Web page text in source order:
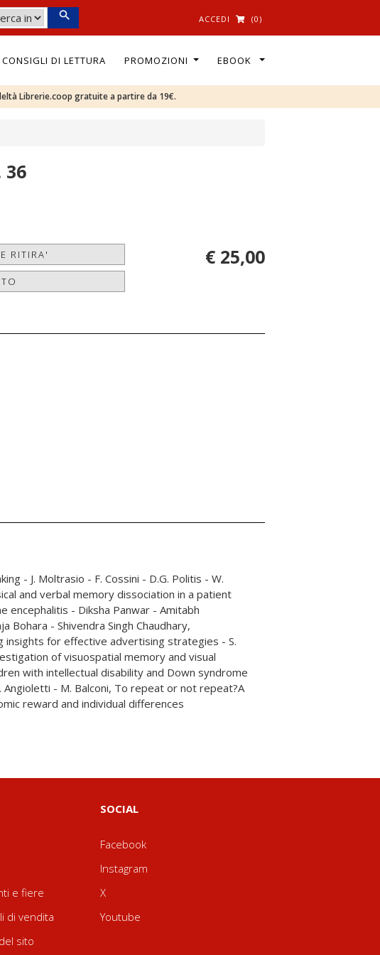
ACCEDI (0)
CONSIGLI DI LETTURA PROMOZIONI EBOOK
Librerie.coop gratuite a partire da 19€.
RITIRA' € 25,00
reward and individual differences
e fiere
di vendita
sito
SOCIAL
Facebook
Instagram
X
Youtube